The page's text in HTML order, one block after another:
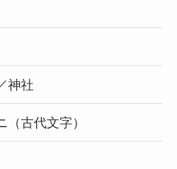
神社
古代文字）